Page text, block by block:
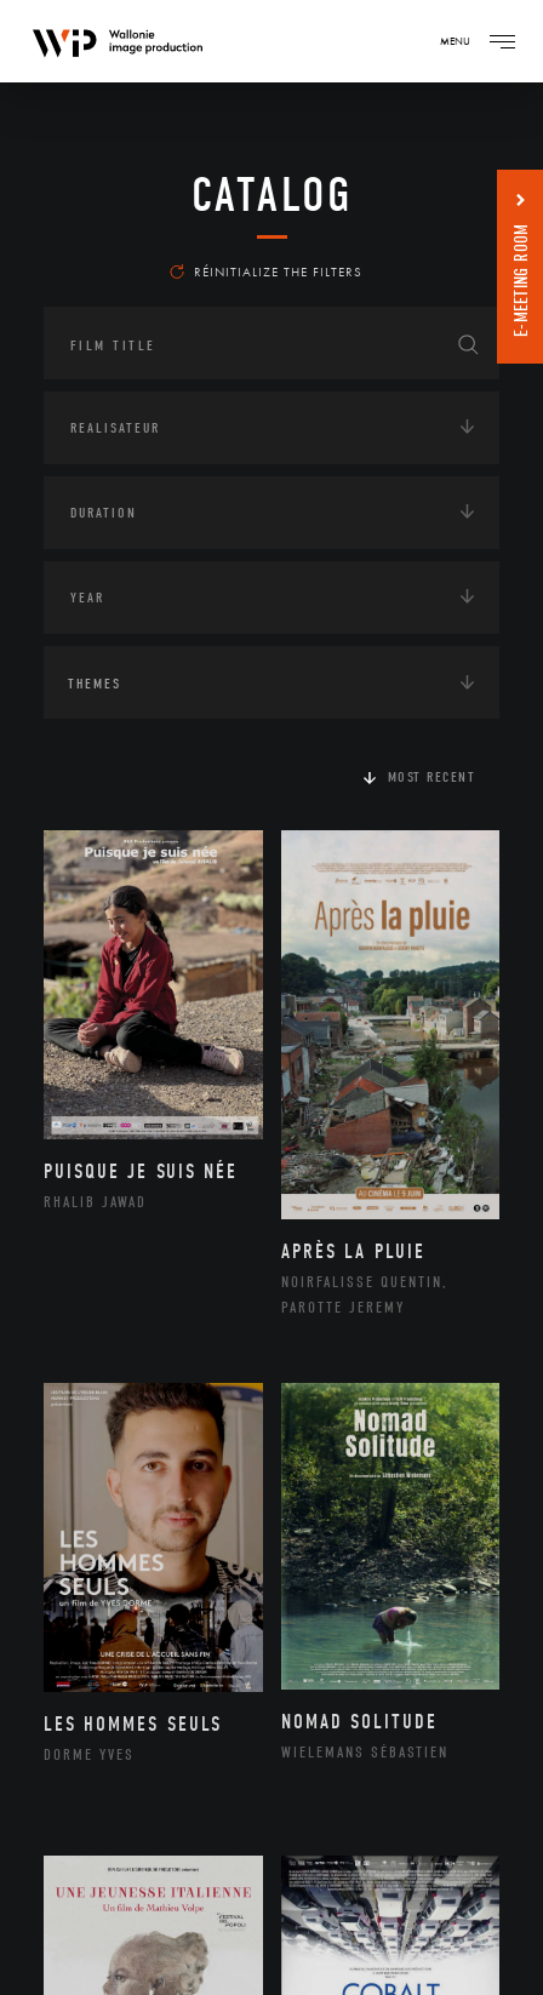
MENU
CATALOG
RÉINITIALIZE THE FILTERS
THEMES
MOST RECENT
PUISQUE JE SUIS NÉE
RHALIB JAWAD
APRÈS LA PLUIE
NOIRFALISSE QUENTIN,
PAROTTE JEREMY
LES HOMMES SEULS
DORME YVES
NOMAD SOLITUDE
WIELEMANS SÉBASTIEN
E-MEETING ROOM